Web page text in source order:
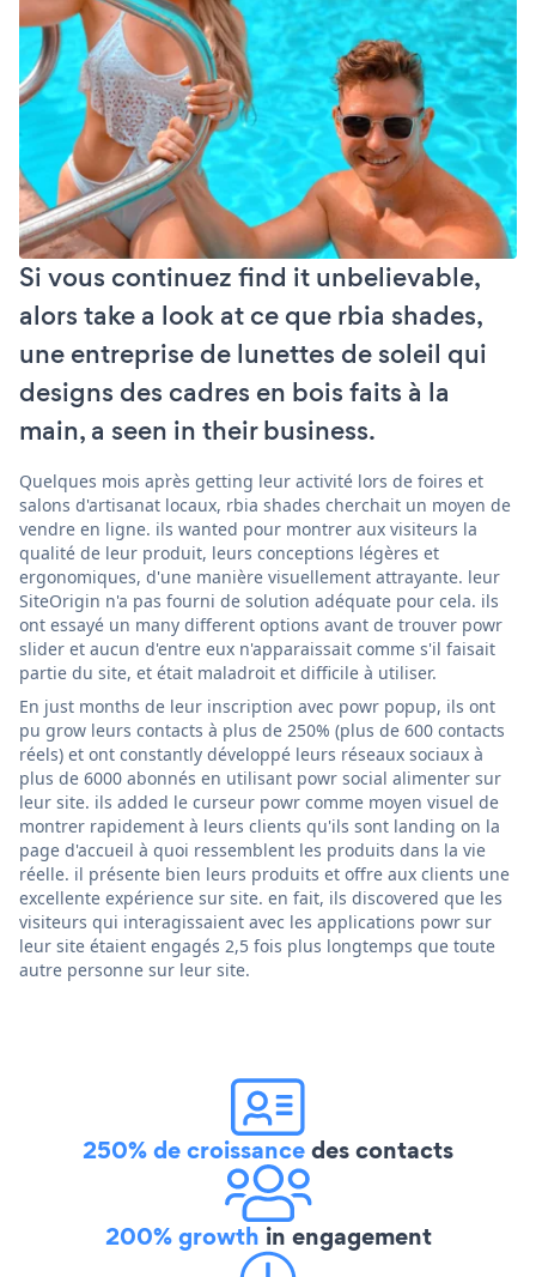
Si vous continuez find it unbelievable,
alors take a look at ce que rbia shades,
une entreprise de lunettes de soleil qui
designs des cadres en bois faits à la
main, a seen in their business.
Quelques mois après getting leur activité lors de foires et
salons d'artisanat locaux, rbia shades cherchait un moyen de
vendre en ligne. ils wanted pour montrer aux visiteurs la
qualité de leur produit, leurs conceptions légères et
ergonomiques, d'une manière visuellement attrayante. leur
SiteOrigin n'a pas fourni de solution adéquate pour cela. ils
ont essayé un many different options avant de trouver powr
slider et aucun d'entre eux n'apparaissait comme s'il faisait
partie du site, et était maladroit et difficile à utiliser.
En just months de leur inscription avec powr popup, ils ont
pu grow leurs contacts à plus de 250% (plus de 600 contacts
réels) et ont constantly développé leurs réseaux sociaux à
plus de 6000 abonnés en utilisant powr social alimenter sur
leur site. ils added le curseur powr comme moyen visuel de
montrer rapidement à leurs clients qu'ils sont landing on la
page d'accueil à quoi ressemblent les produits dans la vie
réelle. il présente bien leurs produits et offre aux clients une
excellente expérience sur site. en fait, ils discovered que les
visiteurs qui interagissaient avec les applications powr sur
leur site étaient engagés 2,5 fois plus longtemps que toute
autre personne sur leur site.
250% de croissancedes contacts
200% growth in engagement